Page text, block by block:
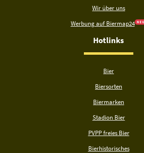
Wir über uns
Werbung auf Biermap24 N E U
Hotlinks
Bier
Biersorten
Biermarken
Stadion Bier
PVPP freies Bier
Bierhistorisches